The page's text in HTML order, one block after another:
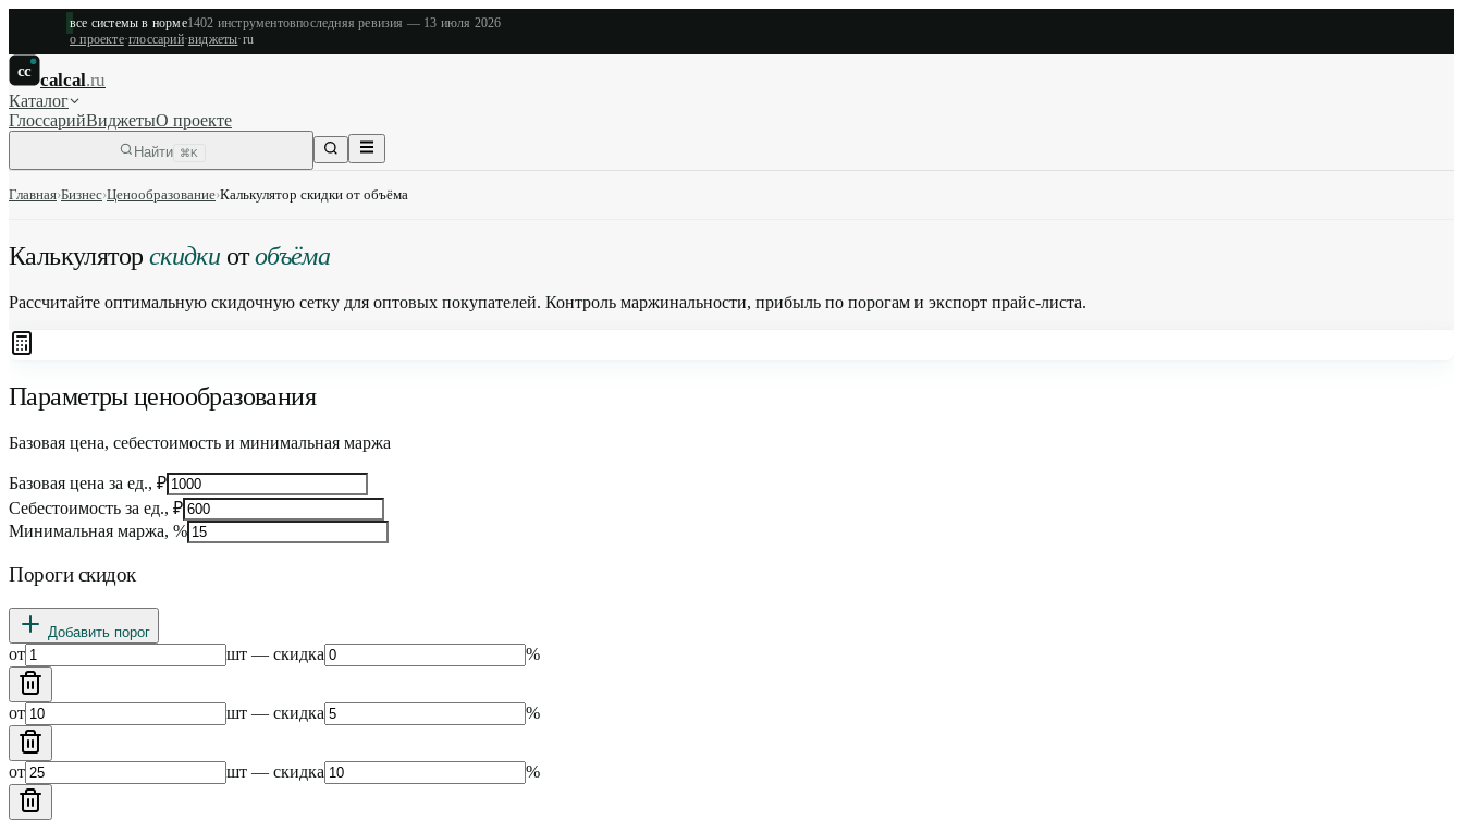
все системы в норме1402 инструментовпоследняя ревизия — 13 июля 2026
о проекте·глоссарий·виджеты·ru
cc calcal.ru
Каталог
ГлоссарийВиджетыО проекте
Найти ⌘K
Главная›Бизнес›Ценообразование›Калькулятор скидки от объёма
Калькулятор скидки от объёма
Рассчитайте оптимальную скидочную сетку для оптовых покупателей. Контроль маржинальности, прибыль по порогам и экспорт прайс-листа.
Параметры ценообразования
Базовая цена, себестоимость и минимальная маржа
Базовая цена за ед., ₽
Себестоимость за ед., ₽
Минимальная маржа, %
Пороги скидок
Добавить порог
от шт — скидка %
от шт — скидка %
от шт — скидка %